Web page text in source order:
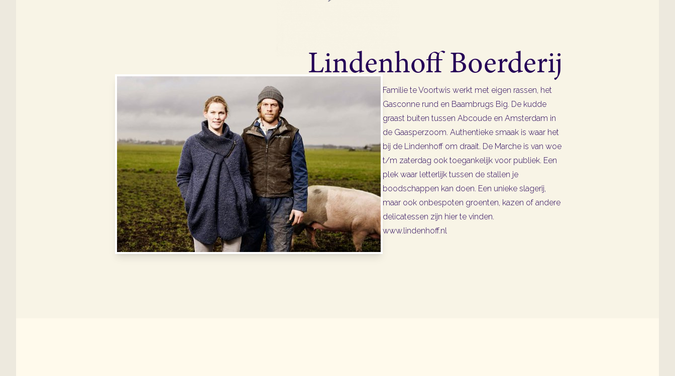
Lindenhoff Boerderij
Familie te Voortwis werkt met eigen rassen, het
Gasconne rund en Baambrugs Big. De kudde
graast buiten tussen Abcoude en Amsterdam in
de Gaasperzoom. Authentieke smaak is waar het
bij de Lindenhoff om draait. De Marche is van woe
t/m zaterdag ook toegankelijk voor publiek. Een
plek waar letterlijk tussen de stallen je
boodschappen kan doen. Een unieke slagerij,
maar ook onbespoten groenten, kazen of andere
delicatessen zijn hier te vinden.
www.lindenhoff.nl